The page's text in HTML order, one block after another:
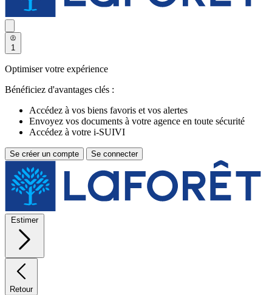
1
Optimiser votre expérience
Bénéficiez d'avantages clés :
Accédez à vos biens favoris et vos alertes
Envoyez vos documents à votre agence en toute sécurité
Accédez à votre i-SUIVI
Se créer un compte Se connecter
Estimer
Retour